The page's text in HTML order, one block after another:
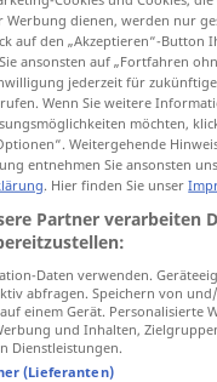
Herstellung,
Fälschung
fabrication lie FIG
fabrication lie FIG
lie FIG
Werbung dienen, werden nur
auf den „Akzeptieren“-Button
ansonsten auf „Fortfahren
jederzeit für
Wenn Sie weitere
möchten,
Weitergehende
entnehmen Sie ansonsten
. Hier finden Sie unser
Partner verarbeiten
Daten verwenden.
abfragen. Speichern von
einem Gerät. Personalisierte
und Inhalten,
Dienstleistungen.
(Lieferanten)